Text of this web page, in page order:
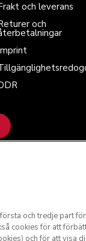
och leverans
och
och tredje part
cookies för att
och för att visa